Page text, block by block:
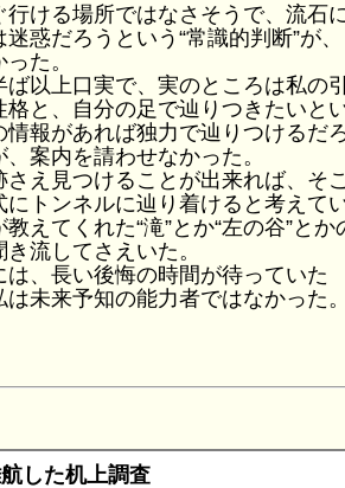
行ける場所ではなさそうで、流石
惑だろうという“常識的判断”が、
た。
以上口実で、実のところは私の
格と、自分の足で辿りつきたいと
情報があれば独力で辿りつけるだ
案内を請わせなかった。
さえ見つけることが出来れば、そ
にトンネルに辿り着けると考えて
えてくれた“滝”とか“左の谷”とか
流してさえいた。
は、長い後悔の時間が待っていた
は未来予知の能力者ではなかった
した机上調査